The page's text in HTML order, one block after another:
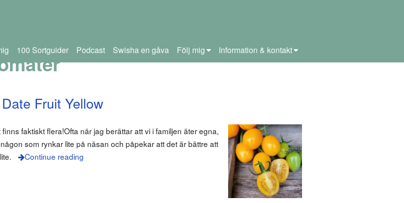
100 Sortguider Podcast Swisha en gåva Följ mig Information & kontakt
Fruit Yellow
faktiskt flera!Ofta när jag berättar att vi i familjen äter egna,
som rynkar lite på näsan och påpekar att det är bättre att
Continue reading